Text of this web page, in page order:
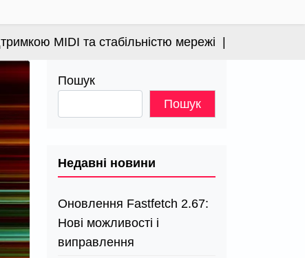
MIDI та стабільністю мережі |Apple
Пошук
Пошук
Недавні новини
Оновлення Fastfetch 2.67:
Нові можливості і
виправлення